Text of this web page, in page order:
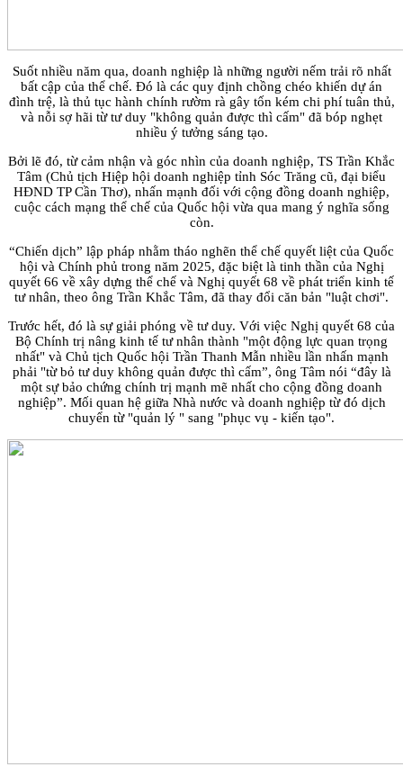
Suốt nhiều năm qua, doanh nghiệp là những người nếm trải rõ nhất
bất cập của thể chế. Đó là các quy định chồng chéo khiến dự án
đình trệ, là thủ tục hành chính rườm rà gây tốn kém chi phí tuân thủ,
và nỗi sợ hãi từ tư duy "không quản được thì cấm" đã bóp nghẹt
nhiều ý tưởng sáng tạo.
Bởi lẽ đó, từ cảm nhận và góc nhìn của doanh nghiệp, TS Trần Khắc
Tâm (Chủ tịch Hiệp hội doanh nghiệp tỉnh Sóc Trăng cũ, đại biểu
HĐND TP Cần Thơ), nhấn mạnh đối với cộng đồng doanh nghiệp,
cuộc cách mạng thể chế của Quốc hội vừa qua mang ý nghĩa sống
còn.
“Chiến dịch” lập pháp nhằm tháo nghẽn thể chế quyết liệt của Quốc
hội và Chính phủ trong năm 2025, đặc biệt là tinh thần của Nghị
quyết 66 về xây dựng thể chế và Nghị quyết 68 về phát triển kinh tế
tư nhân, theo ông Trần Khắc Tâm, đã thay đổi căn bản "luật chơi".
Trước hết, đó là sự giải phóng về tư duy. Với việc Nghị quyết 68 của
Bộ Chính trị nâng kinh tế tư nhân thành "một động lực quan trọng
nhất" và Chủ tịch Quốc hội Trần Thanh Mẫn nhiều lần nhấn mạnh
phải "từ bỏ tư duy không quản được thì cấm”, ông Tâm nói “đây là
một sự bảo chứng chính trị mạnh mẽ nhất cho cộng đồng doanh
nghiệp”. Mối quan hệ giữa Nhà nước và doanh nghiệp từ đó dịch
chuyển từ "quản lý " sang "phục vụ - kiến tạo".